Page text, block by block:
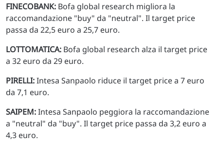
FINECOBANK: Bofa global research migliora la
raccomandazione "buy" da "neutral". Il target price
passa da 22,5 euro a 25,7 euro.
LOTTOMATICA: Bofa global research alza il target price
a 32 euro da 29 euro.
PIRELLI:Intesa Sanpaolo riduce il target price a 7 euro
da 7,1 euro.
SAIPEM:Intesa Sanpaolo peggiora la raccomandazione
a "neutral" da "buy". Il target price passa da 3,2 euro a
4,3 euro.